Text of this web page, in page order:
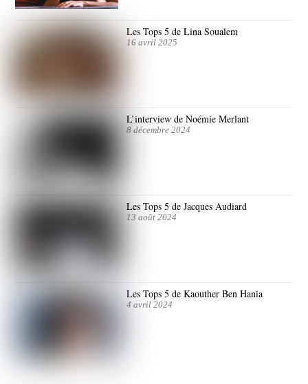
Les Tops 5 de Lina Soualem
16 avril 2025
L’interview de Noémie Merlant
8 décembre 2024
Les Tops 5 de Jacques Audiard
13 août 2024
Les Tops 5 de Kaouther Ben Hania
4 avril 2024